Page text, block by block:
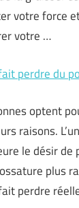
votre force
votre …
perdre du
optent
raisons.
le désir de
plus
perdre